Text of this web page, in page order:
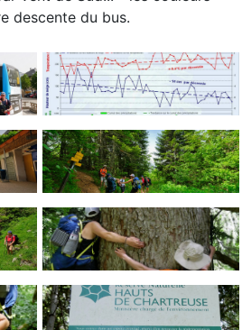
descente du bus.